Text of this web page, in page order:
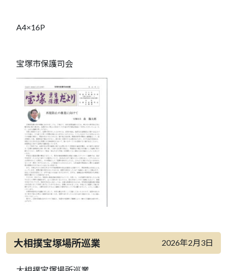
A4×16P
宝塚市保護司会
大相撲宝塚場所巡業 2026年2月3日